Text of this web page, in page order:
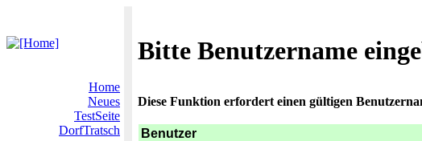
Bitte Benutzername
Home
Neues
TestSeite
DorfTratsch
Diese Funktion erfordert einen gültigen
Benutzer